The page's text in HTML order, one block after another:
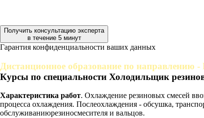
Получить консультацию эксперта
в течение 5 минут
Гарантия конфиденциальности ваших данных
Дистанционное образование по направлению
Курсы по специальности Холодильщик
Характеристика работ. Охлаждение резиновых смесей
процесса охлаждения. Послеохлаждения - обсушка,
обслуживаниюрезиносмесителя и вальцов.